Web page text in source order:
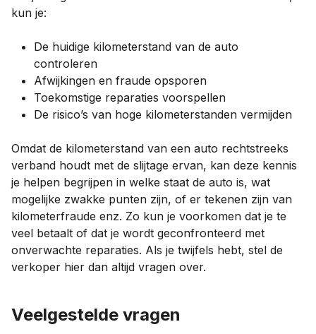
kun je:
De huidige kilometerstand van de auto
controleren
Afwijkingen en fraude opsporen
Toekomstige reparaties voorspellen
De risico’s van hoge kilometerstanden vermijden
Omdat de kilometerstand van een auto rechtstreeks
verband houdt met de slijtage ervan, kan deze kennis
je helpen begrijpen in welke staat de auto is, wat
mogelijke zwakke punten zijn, of er tekenen zijn van
kilometerfraude enz. Zo kun je voorkomen dat je te
veel betaalt of dat je wordt geconfronteerd met
onverwachte reparaties. Als je twijfels hebt, stel de
verkoper hier dan altijd vragen over.
Veelgestelde vragen